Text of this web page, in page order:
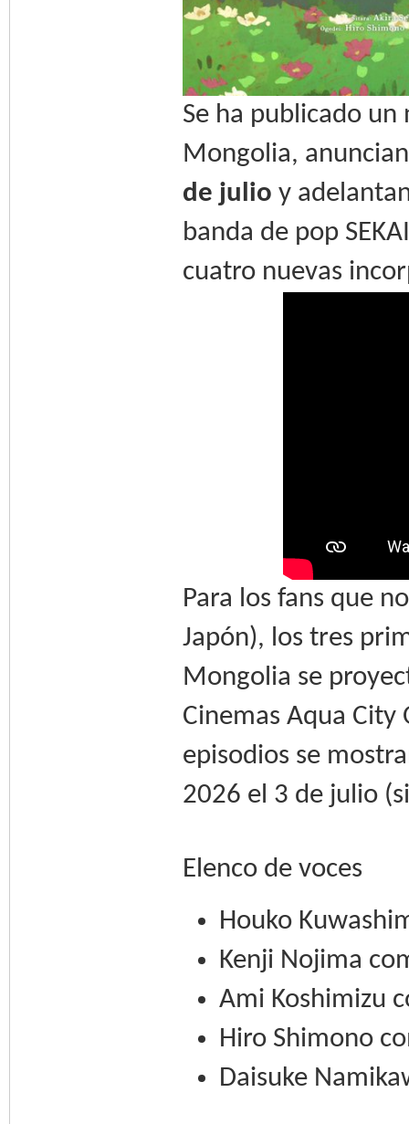
Se ha publicado
Mongolia,
de julio y
banda de pop
cuatro nuevas
Para los fans que
Japón), los tres
Mongolia se
Cinemas Aqua
episodios se
2026 el 3 de julio
Elenco de voces
Houko
Kenji Nojima
Ami Koshimizu
Hiro Shimono
Daisuke